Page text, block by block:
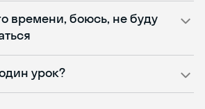
времени, боюсь, не буду
урок?